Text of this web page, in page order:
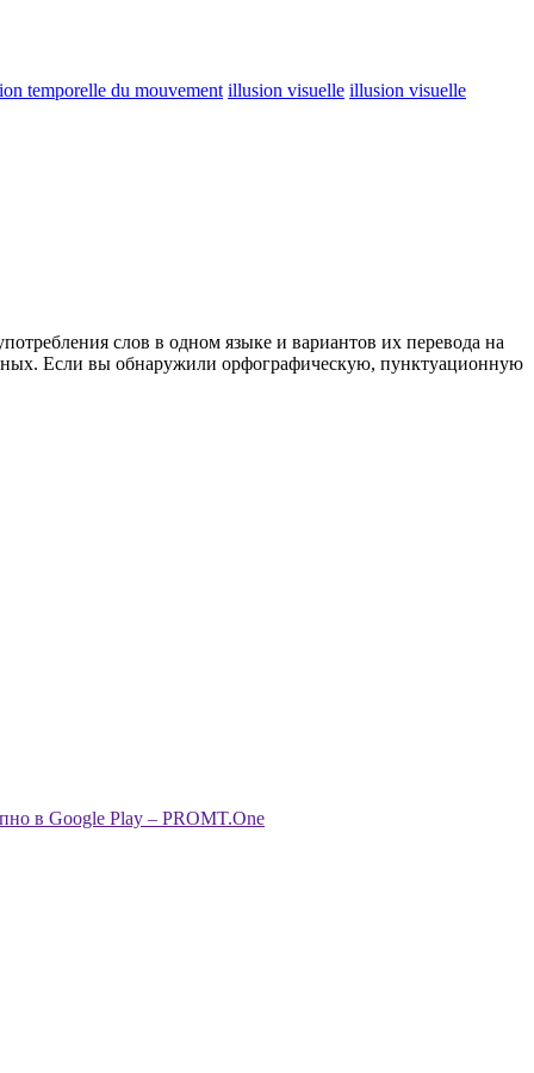
temporelle du mouvement illusion visuelle illusion visuelle
слов в одном языке и вариантов их перевода на
Если вы обнаружили орфографическую, пунктуационную